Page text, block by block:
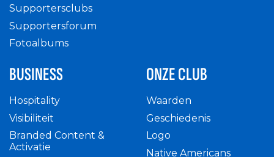
Supportersclubs
Supportersforum
Fotoalbums
BUSINESS
Hospitality
Visibiliteit
Branded Content &
Activatie
ONZE CLUB
Waarden
Geschiedenis
Logo
Native Americans